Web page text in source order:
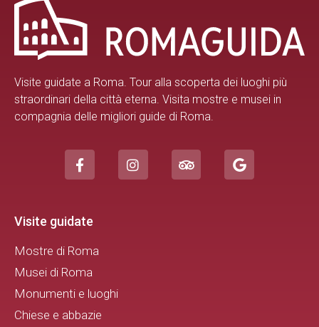
Visite guidate a Roma. Tour alla scoperta dei luoghi più
straordinari della città eterna. Visita mostre e musei in
compagnia delle migliori guide di Roma.
Visite guidate
Mostre di Roma
Musei di Roma
Monumenti e luoghi
Chiese e abbazie